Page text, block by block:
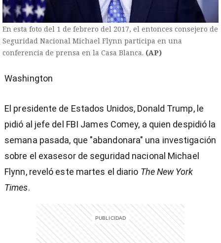
En esta foto del 1 de febrero del 2017, el entonces consejero de
Seguridad Nacional Michael Flynn participa en una
conferencia de prensa en la Casa Blanca. (AP)
Washington
El presidente de Estados Unidos, Donald Trump, le
pidió al jefe del FBI James Comey, a quien despidió la
semana pasada, que "abandonara" una investigación
sobre el exasesor de seguridad nacional Michael
Flynn, reveló este martes el diario The New York
Times.